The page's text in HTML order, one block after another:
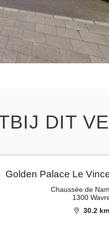
DIT
Golden Palace Le
Chaussée de
1300
30.2 km